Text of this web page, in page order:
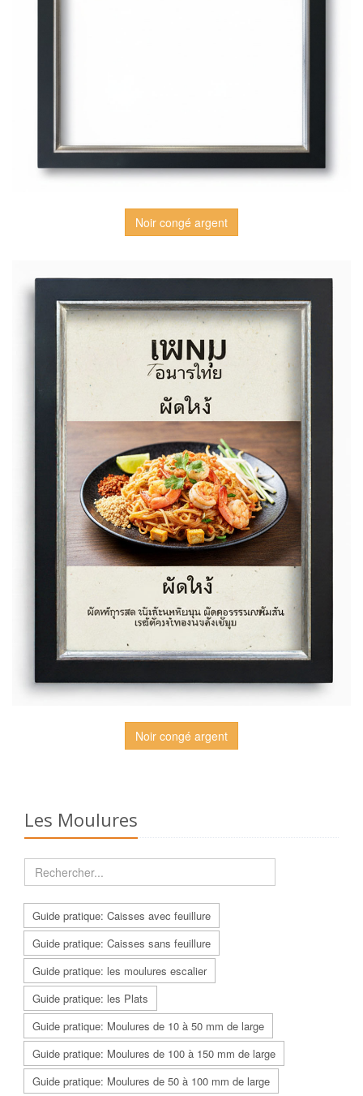
Noir congé argent
Noir congé argent
Les Moulures
Guide pratique: Caisses avec feuillure
Guide pratique: Caisses sans feuillure
Guide pratique: les moulures escalier
Guide pratique: les Plats
Guide pratique: Moulures de 10 à 50 mm de large
Guide pratique: Moulures de 100 à 150 mm de large
Guide pratique: Moulures de 50 à 100 mm de large